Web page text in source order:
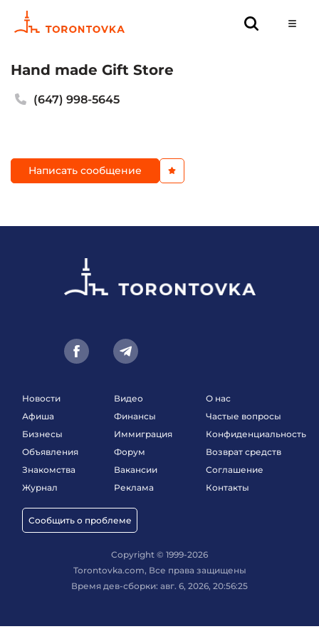
Hand made Gift Store
(647) 998-5645
Написать сообщение
Новости
Афиша
Бизнесы
Объявления
Знакомства
Журнал
Сообщить о проблеме
Видео
Финансы
Иммиграция
Форум
Вакансии
Реклама
О нас
Частые вопросы
Конфиденциальность
Возврат средств
Соглашение
Контакты
Copyright © 1999-2026
Torontovka.com, Все права защищены
Время дев-сборки: авг. 6, 2026, 20:56:25